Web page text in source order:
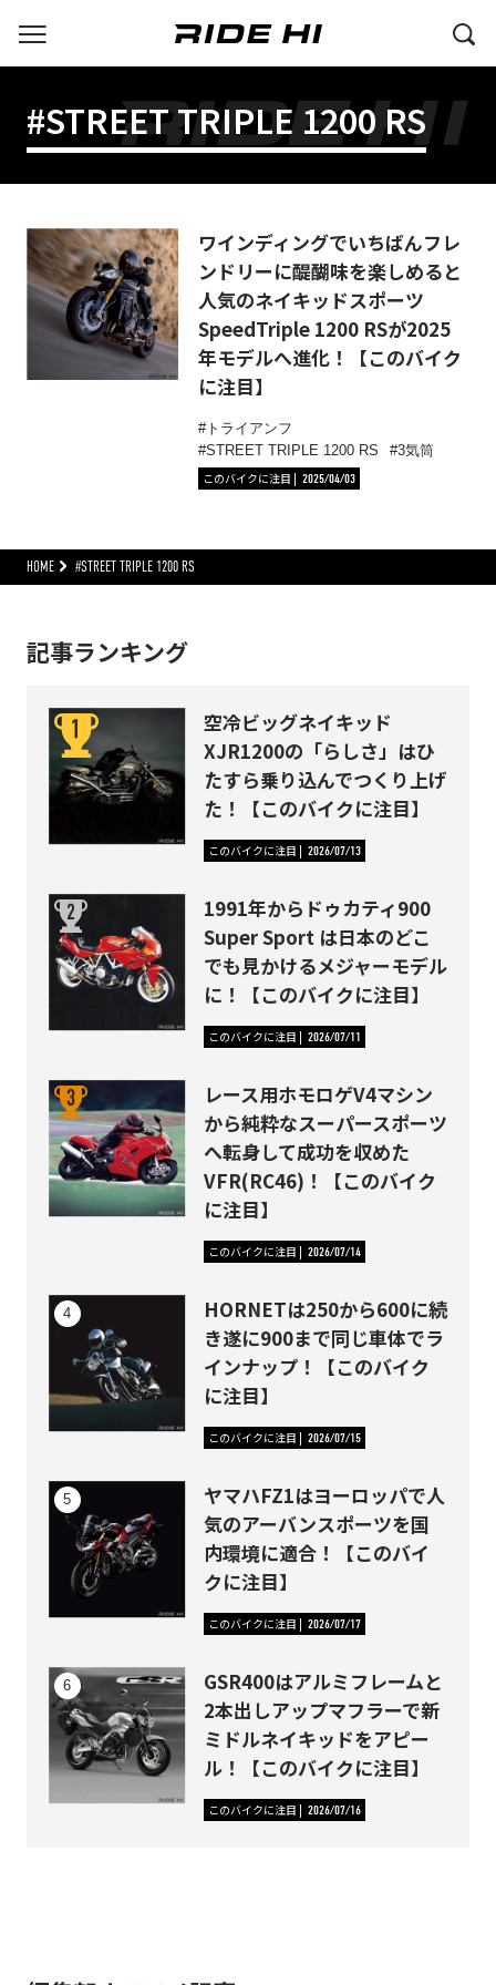
#STREET TRIPLE 1200 RS
ワインディングでいちばんフレ
ンドリーに醍醐味を楽しめると
人気のネイキッドスポーツ
SpeedTriple 1200 RSが2025
年モデルへ進化！【このバイク
に注目】
トライアンフ
STREET TRIPLE 1200 RS
3気筒
このバイクに注目
2025/04/03
HOME #STREET TRIPLE 1200 RS
記事ランキング
空冷ビッグネイキッド
XJR1200の「らしさ」はひ
たすら乗り込んでつくり上げ
た！【このバイクに注目】
このバイクに注目 2026/07/13
1991年からドゥカティ900
Super Sport は日本のどこ
でも見かけるメジャーモデル
に！【このバイクに注目】
このバイクに注目 2026/07/11
レース用ホモロゲV4マシン
から純粋なスーパースポーツ
へ転身して成功を収めた
VFR(RC46)！【このバイク
に注目】
このバイクに注目 2026/07/14
HORNETは250から600に続
き遂に900まで同じ車体でラ
インナップ！【このバイク
に注目】
このバイクに注目 2026/07/15
ヤマハFZ1はヨーロッパで人
気のアーバンスポーツを国
内環境に適合！【このバイ
クに注目】
このバイクに注目 2026/07/17
GSR400はアルミフレームと
2本出しアップマフラーで新
ミドルネイキッドをアピー
ル！【このバイクに注目】
このバイクに注目 2026/07/16